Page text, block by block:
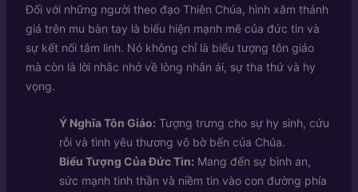
Đối với những người theo đạo Thiên Chúa, hình xăm thánh
giá trên mu bàn tay là biểu hiện mạnh mẽ của đức tin và
sự kết nối tâm linh. Nó không chỉ là biểu tượng tôn giáo
mà còn là lời nhắc nhở về lòng nhân ái, sự tha thứ và hy
vọng.
Ý Nghĩa Tôn Giáo: Tượng trưng cho sự hy sinh, cứu
rỗi và tình yêu thương vô bờ bến của Chúa.
Biểu Tượng Của Đức Tin: Mang đến sự bình an,
sức mạnh tinh thần và niềm tin vào con đường phía